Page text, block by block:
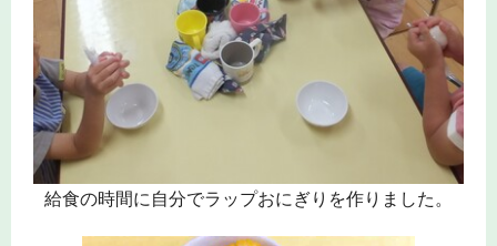
給食の時間に自分でラップおにぎりを作りました。